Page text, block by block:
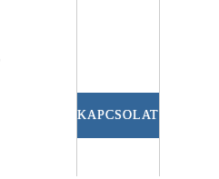
KAPCSOLAT